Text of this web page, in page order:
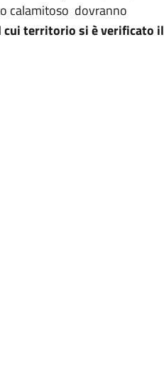
calamitoso dovranno
cui territorio si è verificato il